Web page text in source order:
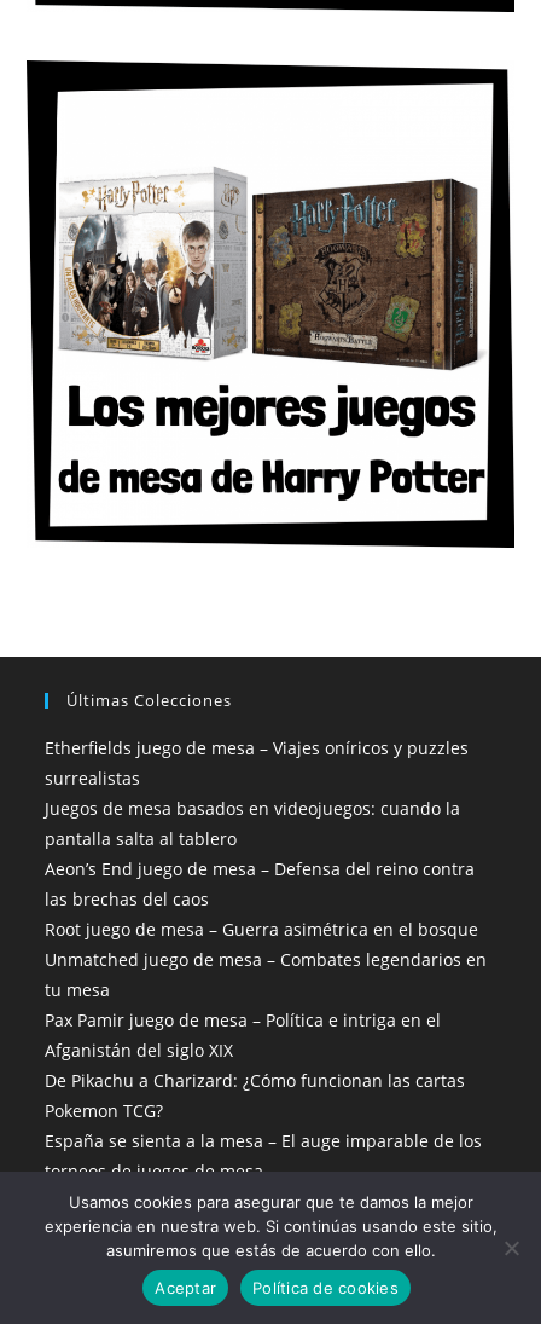
Últimas Colecciones
Etherfields juego de mesa – Viajes oníricos y puzzles
surrealistas
Juegos de mesa basados en videojuegos: cuando la
pantalla salta al tablero
Aeon’s End juego de mesa – Defensa del reino contra
las brechas del caos
Root juego de mesa – Guerra asimétrica en el bosque
Unmatched juego de mesa – Combates legendarios en
tu mesa
Pax Pamir juego de mesa – Política e intriga en el
Afganistán del siglo XIX
De Pikachu a Charizard: ¿Cómo funcionan las cartas
Pokemon TCG?
España se sienta a la mesa – El auge imparable de los
torneos de juegos de mesa
Mofeta juego de mesa
Piripi juego de mesa
Productos Descatalogados Y Precios
Usamos cookies para asegurar que te damos la mejor
experiencia en nuestra web. Si continúas usando este sitio,
asumiremos que estás de acuerdo con ello.
Aceptar
Política de cookies